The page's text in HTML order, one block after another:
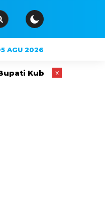
AGU 2026
Orang Tua
x